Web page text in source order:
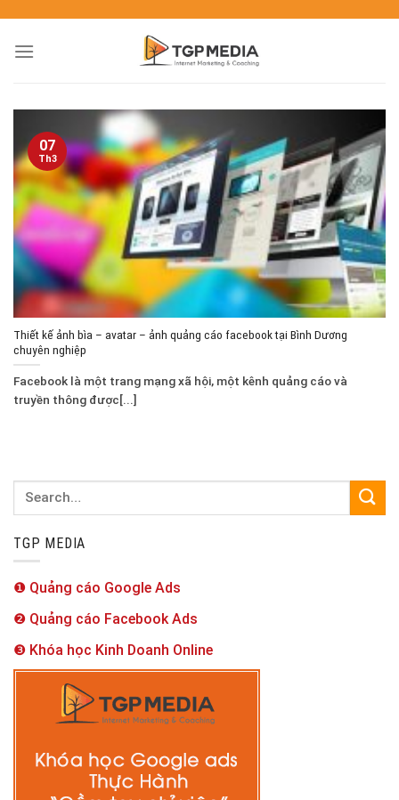
Thiết kế ảnh bìa – avatar – ảnh quảng cáo facebook tại Bình Dương
chuyên nghiệp
Facebook là một trang mạng xã hội, một kênh quảng cáo và
truyền thông được[...]
07
Th3
TGP MEDIA
❶ Quảng cáo Google Ads
❷ Quảng cáo Facebook Ads
❸ Khóa học Kinh Doanh Online